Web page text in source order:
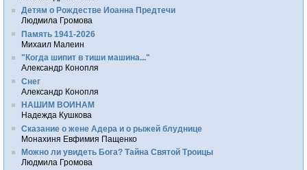
Детям о Рождестве Иоанна Предтечи
Людмила Громова
Память 1941-2026
Михаил Малеин
"Когда шипит в тиши машина..."
Александр Конопля
Снег
Александр Конопля
НАШИМ ВОИНАМ
Надежда Кушкова
Сказание о жене Адера и о рыжей блуднице
Монахиня Евфимия Пащенко
Можно ли увидеть Бога? Тайна Святой Троицы
Людмила Громова